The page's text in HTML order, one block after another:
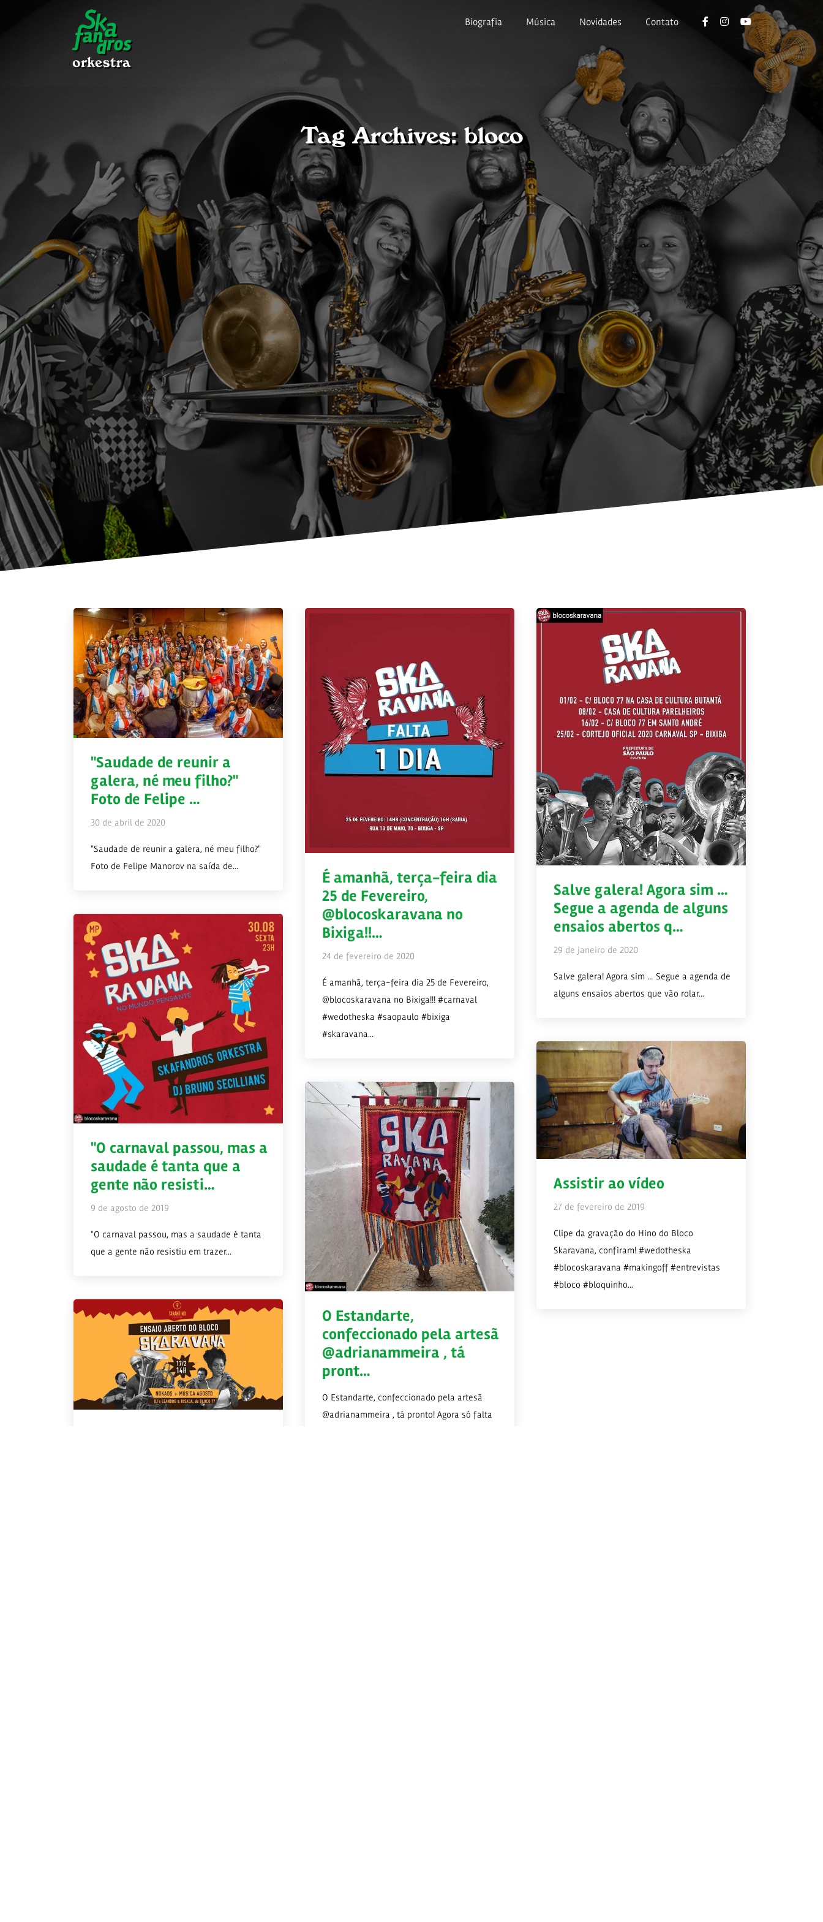
Biografia Música Novidades Contato
Tag Archives: bloco
"Saudade de reunir a
galera, né meu filho?"
Foto de Felipe …
30 de abril de 2020
"Saudade de reunir a galera, né meu filho?"
Foto de Felipe Manorov na saída de...
É amanhã, terça-feira dia
25 de Fevereiro,
@blocoskaravana no
Bixiga!!…
24 de fevereiro de 2020
É amanhã, terça-feira dia 25 de Fevereiro,
@blocoskaravana no Bixiga!!! #carnaval
#wedotheska #saopaulo #bixiga
#skaravana...
Salve galera! Agora sim …
Segue a agenda de alguns
ensaios abertos q…
29 de janeiro de 2020
Salve galera! Agora sim … Segue a agenda de
alguns ensaios abertos que vão rolar...
"O carnaval passou, mas a
saudade é tanta que a
gente não resisti…
9 de agosto de 2019
"O carnaval passou, mas a saudade é tanta
que a gente não resistiu em trazer...
Assistir ao vídeo
27 de fevereiro de 2019
Clipe da gravação do Hino do Bloco
Skaravana, confiram! #wedotheska
#blocoskaravana #makingoff #entrevistas
#bloco #bloquinho...
O Estandarte,
confeccionado pela artesã
@adrianammeira , tá
pront…
O Estandarte, confeccionado pela artesã
@adrianammeira , tá pronto! Agora só falta